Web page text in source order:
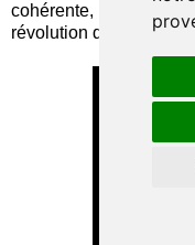
cohérente, le robot
révolution dans les